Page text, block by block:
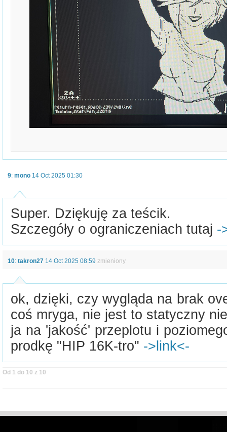
9: mono 14 Oct 2025 01:30
Super. Dziękuję za teścik.
Szczegóły o ograniczeniach tutaj -
10: takron27 14 Oct 2025 08:59 zmieniony
ok, dzięki, czy wygląda na brak
coś mryga, nie jest to statyczny
ja na 'jakość' przeplotu i
prodkę "HIP 16K-tro" ->link<-
Od 1 do 10 z 10